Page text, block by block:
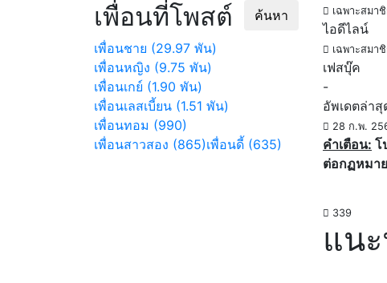
ค้นหา
เพื่อนที่โพสต์
เพื่อนชาย (29.97 พัน)
เพื่อนหญิง (9.75 พัน)
เพื่อนเกย์ (1.90 พัน)
เพื่อนเลสเบี้ยน (1.51 พัน)
เพื่อนทอม (990)
เพื่อนสาวสอง (865)เพื่อนดี้ (635)
เฉพาะสมา
ไอดีไลน์
เฉพาะสมา
เฟสบุ๊ค
-
อัพเดตล่าสุ
28 ก.พ.
คำเตือน: โ
ต่อกฏหมา
339
แน